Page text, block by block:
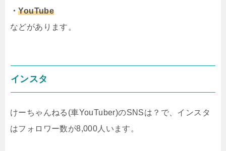
・YouTube
などがあります。
インスタ
けーちゃんねる(車YouTuber)のSNSは？で、インスタ
はフォロワー数が8,000人います。